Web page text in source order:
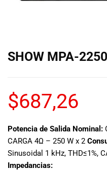
y
de
SHOW MPA-
$687,26
Potencia de Salida Nominal:
CARGA 4Ω – 250 W x 2
Sinusoidal 1 kHz, THD≤1%,
Impedancias: